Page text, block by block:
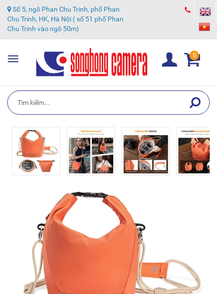
Số 5, ngõ Phan Chu Trinh, phố Phan
Chu Trinh, HK, Hà Nội ( số 51 phố Phan
Chu Trinh vào ngõ 50m)
Toggle
navigation
0